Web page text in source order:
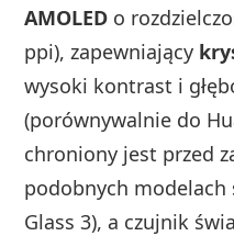
AMOLED o
ppi), zapewniający
wysoki kontrast i
(porównywalnie do
chroniony jest przed
podobnych
Glass 3), a czujnik